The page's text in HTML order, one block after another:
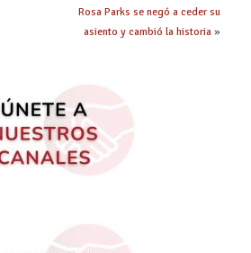
Rosa Parks se negó a ceder su
asiento y cambió la historia»